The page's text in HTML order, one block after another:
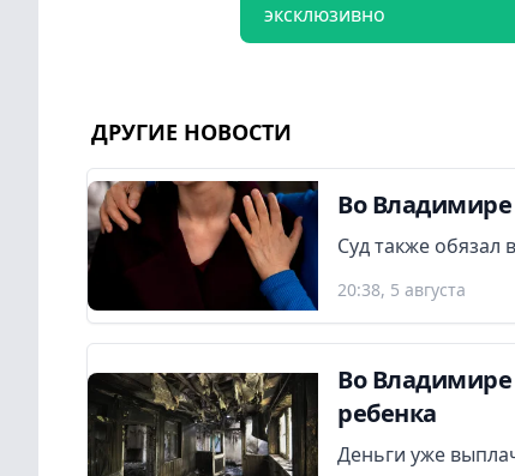
эксклюзивно
ДРУГИЕ НОВОСТИ
Во
Суд также обязал
20:38, 5 августа
Во Владимире
ребенка
Деньги уже